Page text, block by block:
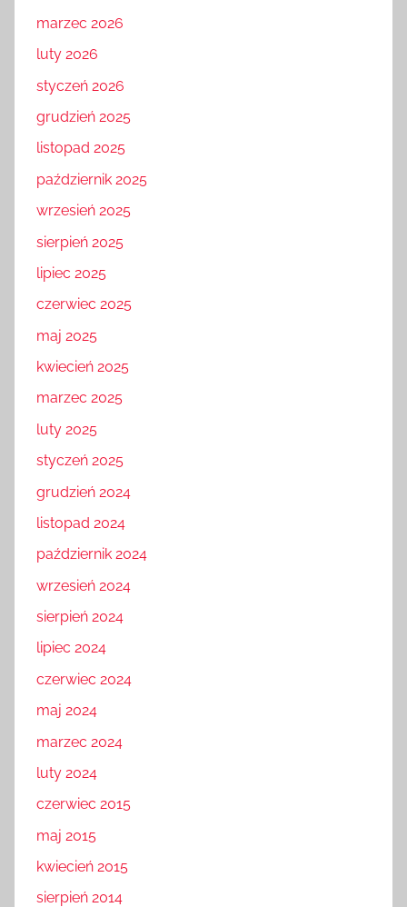
marzec 2026
luty 2026
styczeń 2026
grudzień 2025
listopad 2025
październik 2025
wrzesień 2025
sierpień 2025
lipiec 2025
czerwiec 2025
maj 2025
kwiecień 2025
marzec 2025
luty 2025
styczeń 2025
grudzień 2024
listopad 2024
październik 2024
wrzesień 2024
sierpień 2024
lipiec 2024
czerwiec 2024
maj 2024
marzec 2024
luty 2024
czerwiec 2015
maj 2015
kwiecień 2015
sierpień 2014